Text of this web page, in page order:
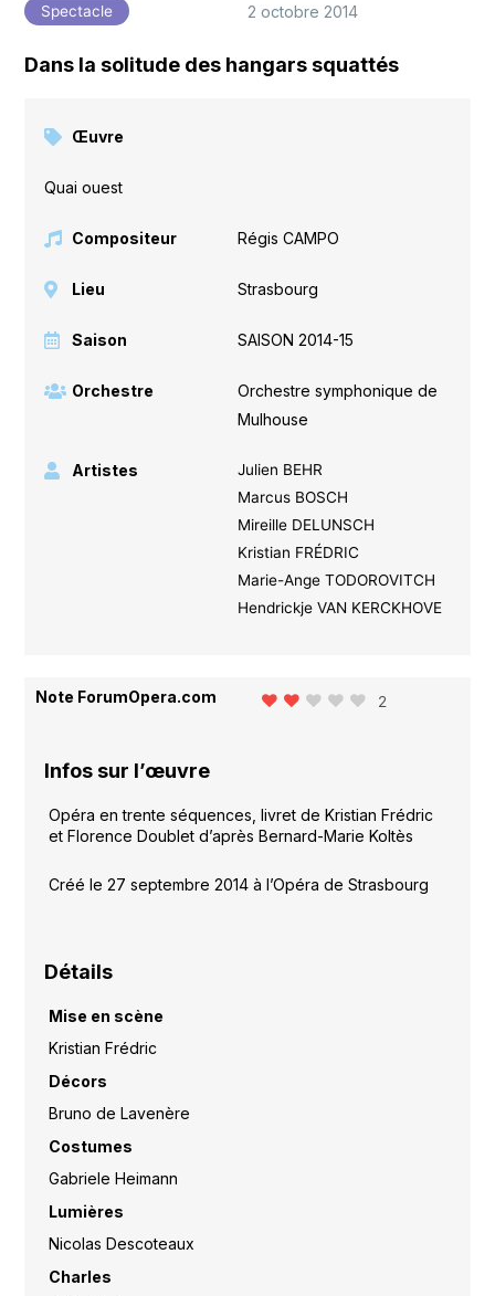
Spectacle 2 octobre 2014
Dans la solitude des hangars squattés
Œuvre
Quai ouest
Compositeur Régis CAMPO
Lieu Strasbourg
Saison SAISON 2014-15
Orchestre
Orchestre symphonique de
Mulhouse
Artistes
Julien BEHR
Marcus BOSCH
Mireille DELUNSCH
Kristian FRÉDRIC
Marie-Ange TODOROVITCH
Hendrickje VAN KERCKHOVE
Note ForumOpera.com 2
Infos sur l’œuvre
Opéra en trente séquences, livret de Kristian Frédric
et Florence Doublet d’après Bernard-Marie Koltès
Créé le 27 septembre 2014 à l’Opéra de Strasbourg
Détails
Mise en scène
Kristian Frédric
Décors
Bruno de Lavenère
Costumes
Gabriele Heimann
Lumières
Nicolas Descoteaux
Charles